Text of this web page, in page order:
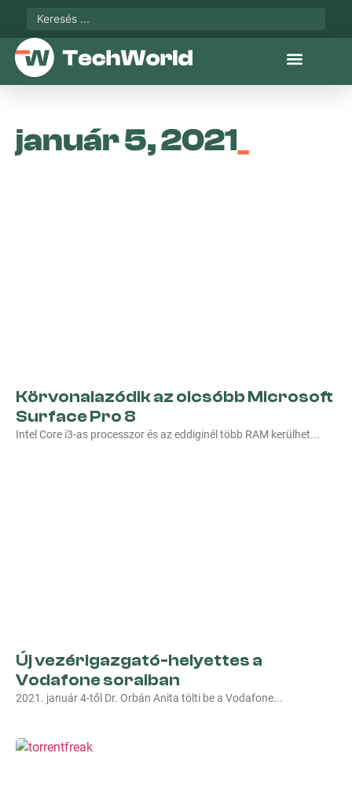
január 5, 2021
Körvonalazódik az olcsóbb Microsoft
Surface Pro 8
Intel Core i3-as processzor és az eddiginél több RAM kerülhet
Új vezérigazgató-helyettes a
Vodafone soraiban
2021. január 4-től Dr. Orbán Anita tölti be a Vodafone